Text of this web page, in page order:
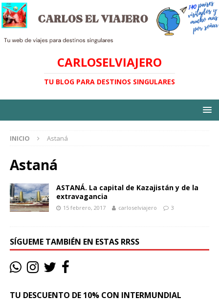
CARLOSELVIAJERO
TU BLOG PARA DESTINOS SINGULARES
INICIO Astaná
Astaná
ASTANÁ. La capital de Kazajistán y de la
extravagancia
15 febrero, 2017 carloselviajero 3
SÍGUEME TAMBIÉN EN ESTAS RRSS
TU DESCUENTO DE 10% CON INTERMUNDIAL